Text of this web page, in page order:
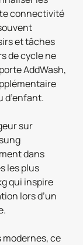
connectivité
et tâches
de cycle ne
AddWash,
d’enfant.
sur
dans
les plus
qui inspire
lors d’un
ce